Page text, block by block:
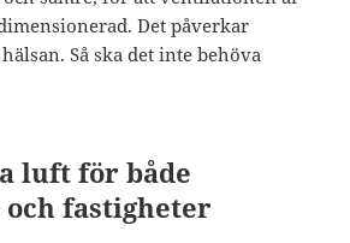
Det påverkar
Så ska det inte behöva
luft för både
fastigheter